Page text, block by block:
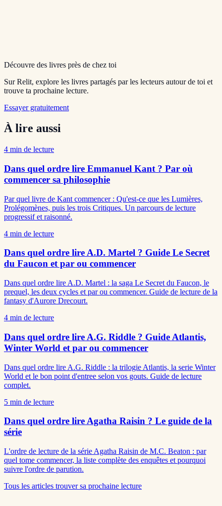
Découvre des livres près de chez toi
Sur Relit, explore les livres partagés par les lecteurs autour de toi et
trouve ta prochaine lecture.
Essayer gratuitement
À lire aussi
4 min de lecture
Dans quel ordre lire Emmanuel Kant ? Par où
commencer sa philosophie
Par quel livre de Kant commencer : Qu'est-ce que les Lumières,
Prolégomènes, puis les trois Critiques. Un parcours de lecture
progressif et raisonné.
4 min de lecture
Dans quel ordre lire A.D. Martel ? Guide Le Secret
du Faucon et par ou commencer
Dans quel ordre lire A.D. Martel : la saga Le Secret du Faucon, le
prequel, les deux cycles et par ou commencer. Guide de lecture de la
fantasy d'Aurore Drecourt.
4 min de lecture
Dans quel ordre lire A.G. Riddle ? Guide Atlantis,
Winter World et par ou commencer
Dans quel ordre lire A.G. Riddle : la trilogie Atlantis, la serie Winter
World et le bon point d'entree selon vos gouts. Guide de lecture
complet.
5 min de lecture
Dans quel ordre lire Agatha Raisin ? Le guide de la
série
L'ordre de lecture de la série Agatha Raisin de M.C. Beaton : par
quel tome commencer, la liste complète des enquêtes et pourquoi
suivre l'ordre de parution.
Tous les articles trouver sa prochaine lecture